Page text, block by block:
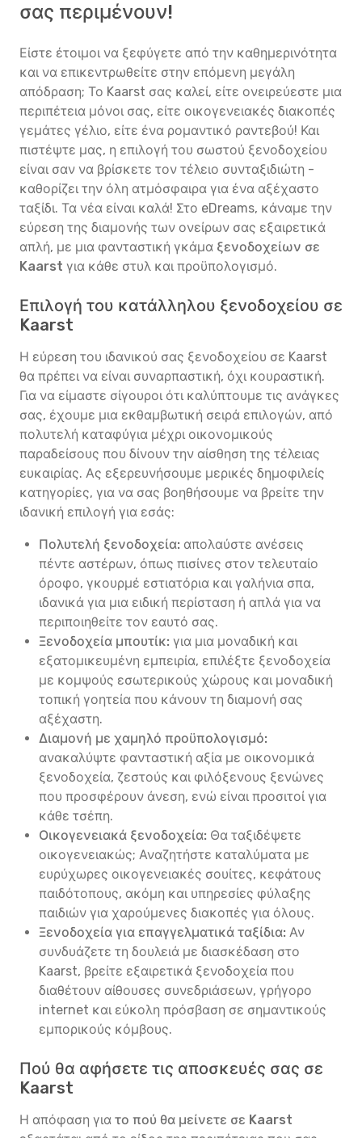
σας περιμένουν!
Είστε έτοιμοι να ξεφύγετε από την καθημερινότητα
και να επικεντρωθείτε στην επόμενη μεγάλη
απόδραση; Το Kaarst σας καλεί, είτε ονειρεύεστε μια
περιπέτεια μόνοι σας, είτε οικογενειακές διακοπές
γεμάτες γέλιο, είτε ένα ρομαντικό ραντεβού! Και
πιστέψτε μας, η επιλογή του σωστού ξενοδοχείου
είναι σαν να βρίσκετε τον τέλειο συνταξιδιώτη -
καθορίζει την όλη ατμόσφαιρα για ένα αξέχαστο
ταξίδι. Τα νέα είναι καλά! Στο eDreams, κάναμε την
εύρεση της διαμονής των ονείρων σας εξαιρετικά
απλή, με μια φανταστική γκάμα ξενοδοχείων σε
Kaarst για κάθε στυλ και προϋπολογισμό.
Επιλογή του κατάλληλου ξενοδοχείου σε
Kaarst
Η εύρεση του ιδανικού σας ξενοδοχείου σε Kaarst
θα πρέπει να είναι συναρπαστική, όχι κουραστική.
Για να είμαστε σίγουροι ότι καλύπτουμε τις ανάγκες
σας, έχουμε μια εκθαμβωτική σειρά επιλογών, από
πολυτελή καταφύγια μέχρι οικονομικούς
παραδείσους που δίνουν την αίσθηση της τέλειας
ευκαιρίας. Ας εξερευνήσουμε μερικές δημοφιλείς
κατηγορίες, για να σας βοηθήσουμε να βρείτε την
ιδανική επιλογή για εσάς:
Πολυτελή ξενοδοχεία: απολαύστε ανέσεις
πέντε αστέρων, όπως πισίνες στον τελευταίο
όροφο, γκουρμέ εστιατόρια και γαλήνια σπα,
ιδανικά για μια ειδική περίσταση ή απλά για να
περιποιηθείτε τον εαυτό σας.
Ξενοδοχεία μπουτίκ: για μια μοναδική και
εξατομικευμένη εμπειρία, επιλέξτε ξενοδοχεία
με κομψούς εσωτερικούς χώρους και μοναδική
τοπική γοητεία που κάνουν τη διαμονή σας
αξέχαστη.
Διαμονή με χαμηλό προϋπολογισμό:
ανακαλύψτε φανταστική αξία με οικονομικά
ξενοδοχεία, ζεστούς και φιλόξενους ξενώνες
που προσφέρουν άνεση, ενώ είναι προσιτοί για
κάθε τσέπη.
Οικογενειακά ξενοδοχεία: Θα ταξιδέψετε
οικογενειακώς; Αναζητήστε καταλύματα με
ευρύχωρες οικογενειακές σουίτες, κεφάτους
παιδότοπους, ακόμη και υπηρεσίες φύλαξης
παιδιών για χαρούμενες διακοπές για όλους.
Ξενοδοχεία για επαγγελματικά ταξίδια: Αν
συνδυάζετε τη δουλειά με διασκέδαση στο
Kaarst, βρείτε εξαιρετικά ξενοδοχεία που
διαθέτουν αίθουσες συνεδριάσεων, γρήγορο
internet και εύκολη πρόσβαση σε σημαντικούς
εμπορικούς κόμβους.
Πού θα αφήσετε τις αποσκευές σας σε
Kaarst
Η απόφαση για το πού θα μείνετε σε Kaarst